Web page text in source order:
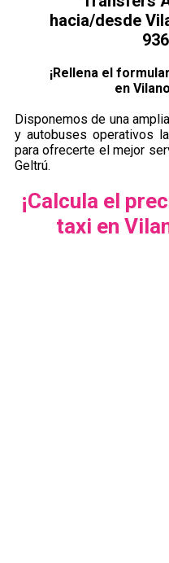
hacia/desde
¡Rellena el
en
Disponemos de una
y autobuses operativos
para ofrecerte el mejor
Geltrú.
¡Calcula el
taxi en